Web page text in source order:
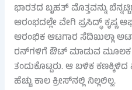
ಭಾರತದ ಬೃಹತ್ ಮೊತ್ತವನ್ನು
ಆರಂಭದಲ್ಲೇ ವೇಗಿ ಪ್ರಸಿದ್ಧ್ ಕೃಷ್ಣ
ಆರಂಭಿಕ ಆಟಗಾರ ಸೆದಿಖುಲ್ಲಾ
ರನ್‌ಗಳಿಗೆ ಔಟ್ ಮಾಡುವ ಮೂಲಕ
ತಂದುಕೊಟ್ಟರು. ಆ ಬಳಿಕ
ಹೆಚ್ಚು ಕಾಲ ಕ್ರೀಸ್‌ನಲ್ಲಿ ನಿಲ್ಲಲಿಲ್ಲ.